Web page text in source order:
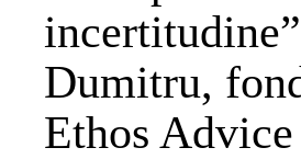
Dumitru,
Ethos Advice